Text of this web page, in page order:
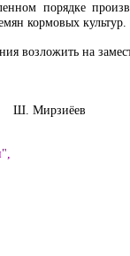
порядке
кормовых культур.
возложить на